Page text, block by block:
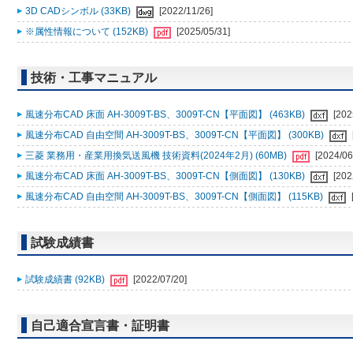
3D CADシンボル (33KB)
[2022/11/26]
※属性情報について (152KB)
[2025/05/31]
技術・工事マニュアル
風速分布CAD 床面 AH-3009T-BS、3009T-CN【平面図】 (463KB)
風速分布CAD 自由空間 AH-3009T-BS、3009T-CN【平面図】 (300KB)
三菱 業務用・産業用換気送風機 技術資料(2024年2月) (60MB)
[2024/
風速分布CAD 床面 AH-3009T-BS、3009T-CN【側面図】 (130KB)
風速分布CAD 自由空間 AH-3009T-BS、3009T-CN【側面図】 (115KB)
試験成績書
試験成績書 (92KB) [2022/07/20]
自己適合宣言書・証明書